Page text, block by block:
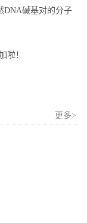
DNA碱基对的分子
啦！
更多>